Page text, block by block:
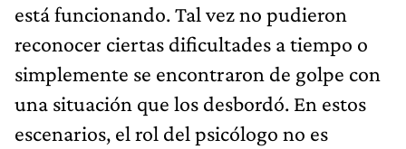
está funcionando. Tal vez no pudieron
reconocer ciertas dificultades a tiempo o
simplemente se encontraron de golpe con
una situación que los desbordó. En estos
escenarios, el rol del psicólogo no es